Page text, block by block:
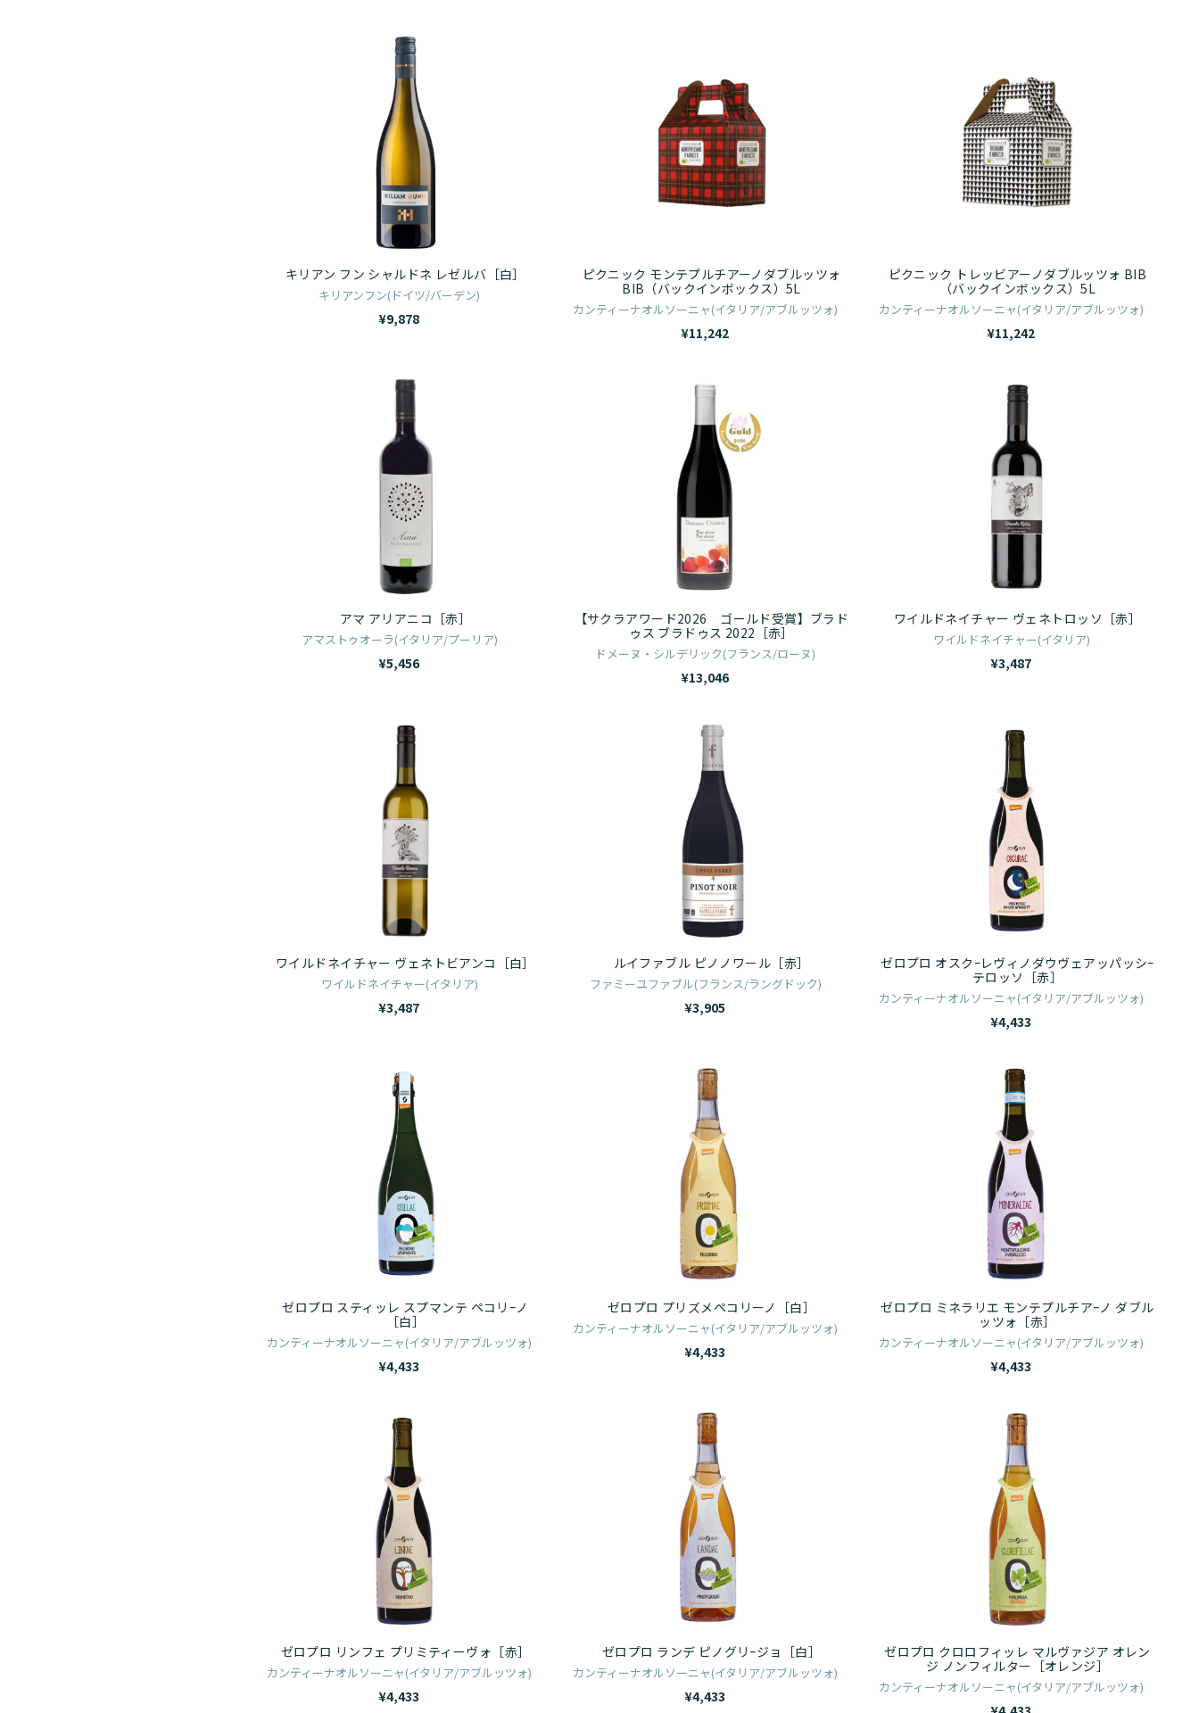
ア
ー
ツ
ァ
イ
ン
［白］
キ
リ
ア
ン
フ
シ
ャ
ネ
レ
バ
［白］
キリアン フン シャルドネ レゼルバ［白］
キリアンフン(ドイツ/バーデン)
¥9,878
ニ
ッ
ク
モ
ン
テ
チ
ア
ー
ル
ッ
ツ
BIB（バ
ッ
ク
イ
ン
ボ
5L
ピクニック モンテプルチアーノダブルッツォ
BIB（バックインボックス）5L
カンティーナオルソーニャ(イタリア/アブルッツォ)
¥11,242
ニ
ッ
ク
ト
レ
ッ
ー
ノ
ダ
ッ
ツ
ォ
BIB
（バ
ッ
イ
ボ
ッ
ク
ピクニック トレッビアーノダブルッツォ BIB
（バックインボックス）5L
カンティーナオルソーニャ(イタリア/アブルッツォ)
¥11,242
ア
マ
ア
ア
ニ
コ
［赤］
アマ アリアニコ［赤］
アマストゥオーラ(イタリア/プーリア)
¥5,456
【サ
ラ
ア
ワ
ド
2026
ゴ
ル
ド
受
ブ
ラ
ド
ラ
ド
ゥ
ス
2022［赤］
【サクラアワード2026 ゴールド受賞】ブラド
ゥス ブラドゥス 2022［赤］
ドメーヌ・シルデリック(フランス/ローヌ)
¥13,046
ワ
イ
ド
ネ
イ
チ
ー
ェ
ネ
ソ
［赤］
ワイルドネイチャー ヴェネトロッソ［赤］
ワイルドネイチャー(イタリア)
¥3,487
ワ
ル
ド
ネ
イ
チ
ャ
ー
ェ
ネ
ア
ン
コ
［白］
ワイルドネイチャー ヴェネトビアンコ［白］
ワイルドネイチャー(イタリア)
¥3,487
ル
イ
フ
ピ
ノ
ノ
ー
ルイファブル ピノノワール［赤］
ファミーユファブル(フランス/ラングドック)
¥3,905
ゼ
ロ
プ
ロ
オ
ス
ク
ｰ
ィ
ノ
ダ
ヴ
ェ
ア
ッ
パ
ッ
シ
ｰ
テ
ロ
ッ
ソ
ゼロプロ オスクｰレヴィノダウヴェアッパッシｰ
テロッソ［赤］
カンティーナオルソーニャ(イタリア/アブルッツォ)
¥4,433
ゼ
ロ
プ
テ
ィ
ッ
レ
プ
マ
ン
コ
リ
ｰ
ノ
［白］
ゼロプロ スティッレ スプマンテ ペコリｰノ
［白］
カンティーナオルソーニャ(イタリア/アブルッツォ)
¥4,433
ゼ
ロ
プ
ロ
プ
リ
ズ
メ
ペ
リ
ー
ゼロプロ プリズメペコリーノ［白］
カンティーナオルソーニャ(イタリア/アブルッツォ)
¥4,433
ゼ
ロ
プ
ロ
ミ
ネ
ラ
リ
エ
ン
テ
プ
チ
ア
ｰ
ノ
ダ
ル
ッ
ツ
ォ
［赤］
ゼロプロ ミネラリエ モンテプルチアｰノ ダブル
ッツォ［赤］
カンティーナオルソーニャ(イタリア/アブルッツォ)
¥4,433
ゼ
ロ
プ
ロ
リ
ン
フ
ェ
プ
ミ
テ
ゼロプロ リンフェ プリミティーヴォ［赤］
カンティーナオルソーニャ(イタリア/アブルッツォ)
¥4,433
ゼ
ロ
プ
ロ
ラ
ン
デ
ピ
ノ
リ
ｰ
ゼロプロ ランデ ピノグリｰジョ［白］
カンティーナオルソーニャ(イタリア/アブルッツォ)
¥4,433
ゼ
ロ
プ
ロ
ク
ロ
ロ
フ
ィ
レ
マ
ル
ゼロプロ クロロフィッレ マルヴァジア オレン
ジ ノンフィルター［オレンジ］
カンティーナオルソーニャ(イタリア/アブルッツォ)